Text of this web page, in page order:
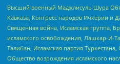
Высший военный Маджлисуль Шура
Кавказа, Конгресс народов Ичкерии и
Священная война, Исламская группа,
исламского освобождения, Лашкар-И-
Талибан, Исламская партия
Общество возрождения исламского